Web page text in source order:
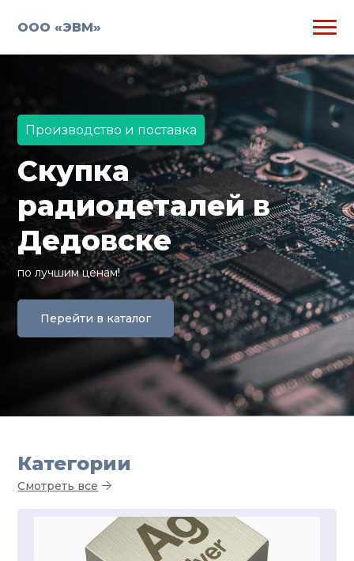
ООО «ЭВМ»
Производство и поставка
Скупка
радиодеталей в
Дедовске
по лучшим ценам!
Перейти в каталог
Категории
Смотреть все